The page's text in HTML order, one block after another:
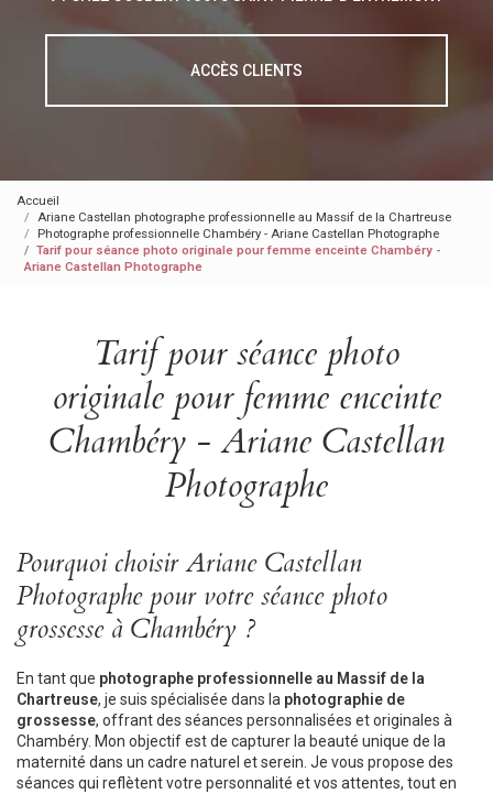
ACCÈS CLIENTS
Accueil
Ariane Castellan photographe professionnelle au Massif de la Chartreuse
Photographe professionnelle Chambéry - Ariane Castellan Photographe
Tarif pour séance photo originale pour femme enceinte Chambéry -
Ariane Castellan Photographe
Tarif pour séance photo
originale pour femme enceinte
Chambéry - Ariane Castellan
Photographe
Pourquoi choisir Ariane Castellan
Photographe pour votre séance photo
grossesse à Chambéry ?
En tant que photographe professionnelle au Massif de la
Chartreuse, je suis spécialisée dans la photographie de
grossesse, offrant des séances personnalisées et originales à
Chambéry. Mon objectif est de capturer la beauté unique de la
maternité dans un cadre naturel et serein. Je vous propose des
séances qui reflètent votre personnalité et vos attentes, tout en